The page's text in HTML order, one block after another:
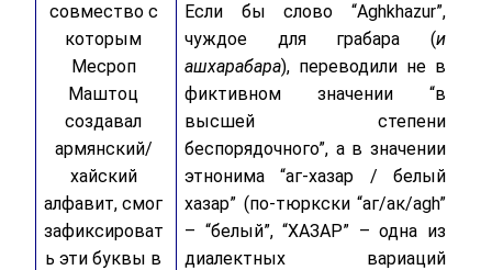
Если бы слово “Aghkhazur”,
чуждое для грабара (и
ашхарабара), переводили не в
фиктивном значении “в
высшей степени
беспорядочного”, а в значении
этнонима “аг-хазар / белый
хазар” (по-тюркски “аг/ак/agh”
– “белый”, “ХАЗАР” – одна из
диалектных вариаций
совмество с
которым
Месроп
Маштоц
создавал
армянский/
хайский
алфавит, смог
зафиксироват
ь эти буквы в